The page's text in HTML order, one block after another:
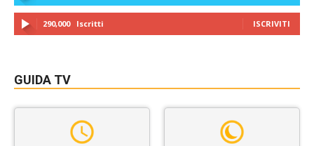
290,000 Iscritti ISCRIVITI
GUIDA TV